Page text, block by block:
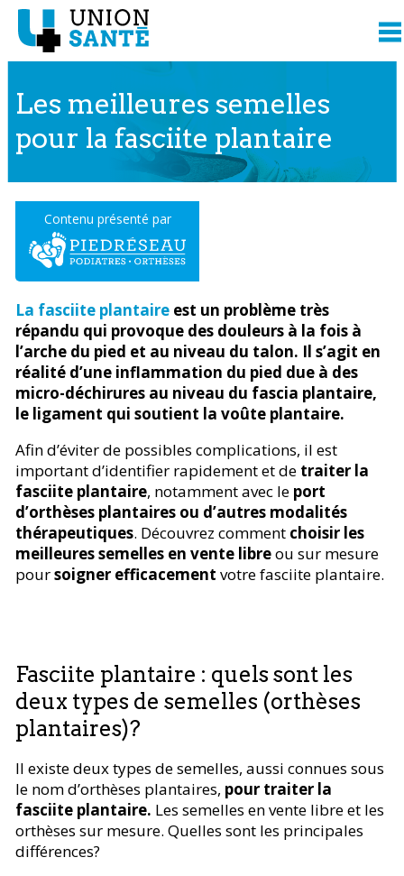
Les meilleures semelles
pour la fasciite plantaire
Contenu présenté par
La fasciite plantaire est un problème très
répandu qui provoque des douleurs à la fois à
l’arche du pied et au niveau du talon. Il s’agit en
réalité d’une inflammation du pied due à des
micro-déchirures au niveau du fascia plantaire,
le ligament qui soutient la voûte plantaire.
Afin d’éviter de possibles complications, il est
important d’identifier rapidement et de traiter la
fasciite plantaire, notamment avec le port
d’orthèses plantaires ou d’autres modalités
thérapeutiques. Découvrez comment choisir les
meilleures semelles en vente libreou sur mesure
poursoigner efficacement votre fasciite plantaire.
Fasciite plantaire : quels sont les
deux types de semelles (orthèses
plantaires)?
Il existe deux types de semelles, aussi connues sous
le nom d’orthèses plantaires, pour traiter la
fasciite plantaire. Les semelles en vente libre et les
orthèses sur mesure. Quelles sont les principales
différences?